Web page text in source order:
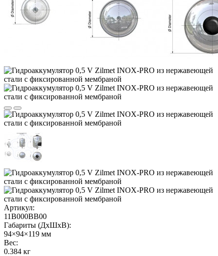
Артикул:
11B000BB00
Габариты (ДхШхВ):
94×94×119 мм
Вес:
0.384 кг